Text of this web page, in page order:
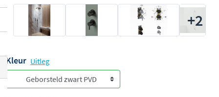
+2
Kleur Uitleg